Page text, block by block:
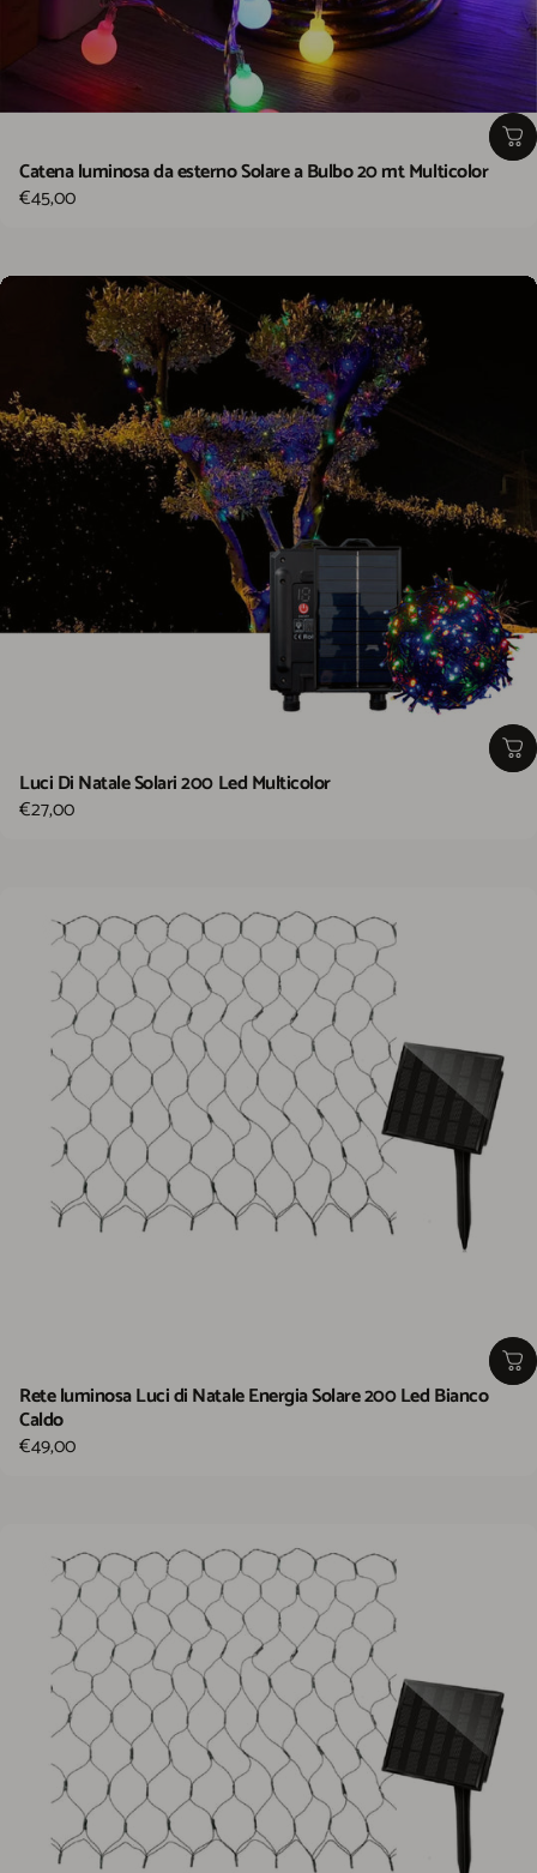
Catena luminosa da esterno Solare a Bulbo 20 mt Multicolor
€45,00
Luci Di Natale Solari 200 Led Multicolor
€27,00
Rete luminosa Luci di Natale Energia Solare 200 Led Bianco
Caldo
€49,00